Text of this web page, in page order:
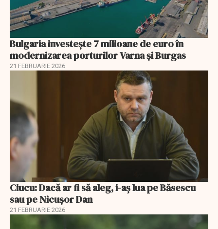
Bulgaria investește 7 milioane de euro în
modernizarea porturilor Varna și Burgas
21 FEBRUARIE 2026
Ciucu: Dacă ar fi să aleg, i-aș lua pe Băsescu
sau pe Nicușor Dan
21 FEBRUARIE 2026